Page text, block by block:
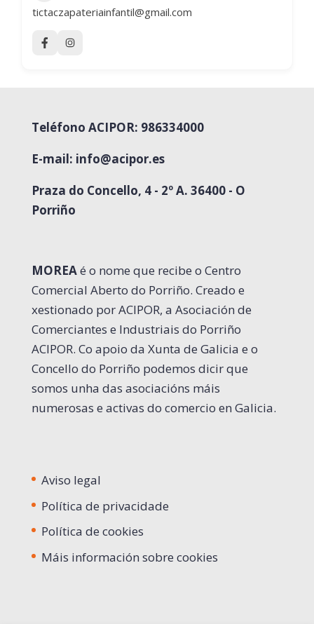
tictaczapateriainfantil@gmail.com
Teléfono ACIPOR: 986334000
E-mail: info@acipor.es
Praza do Concello, 4 - 2º A. 36400 - O
Porriño
MOREAé o nome que recibe o Centro
Comercial Aberto do Porriño. Creado e
xestionado por ACIPOR, a Asociación de
Comerciantes e Industriais do Porriño
ACIPOR. Co apoio da Xunta de Galicia e o
Concello do Porriño podemos dicir que
somos unha das asociacións máis
numerosas e activas do comercio en Galicia.
Aviso legal
Política de privacidade
Política de cookies
Máis información sobre cookies